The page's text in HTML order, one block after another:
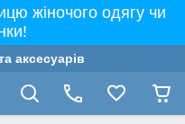
жіночого одягу чи
аксесуарів